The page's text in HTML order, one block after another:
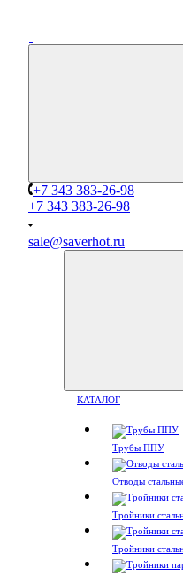
+7 343 383-26-98
+7 343 383-26-98
sale@saverhot.ru
КАТАЛОГ
Трубы ППУ
Отводы
Тройники
Тройники